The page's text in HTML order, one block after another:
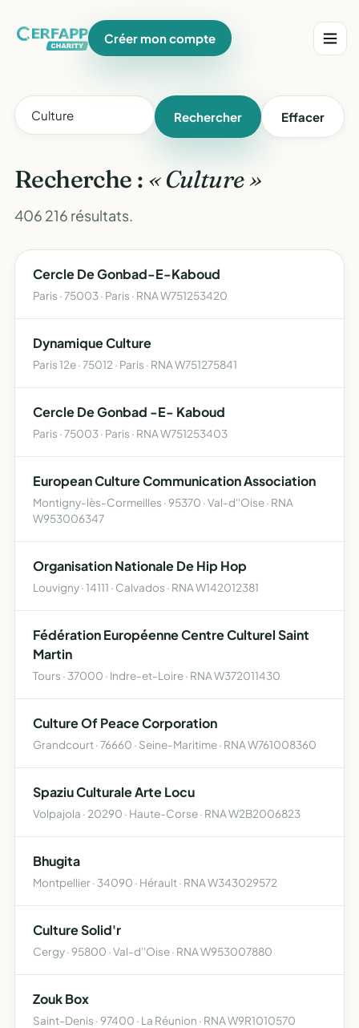
Créer mon compte
Rechercher Effacer
Recherche : « Culture »
406 216 résultats.
Cercle De Gonbad-E-Kaboud
Paris · 75003 · Paris · RNA W751253420
Dynamique Culture
Paris 12e · 75012 · Paris · RNA W751275841
Cercle De Gonbad -E- Kaboud
Paris · 75003 · Paris · RNA W751253403
European Culture Communication Association
Montigny-lès-Cormeilles · 95370 · Val-d''Oise · RNA
W953006347
Organisation Nationale De Hip Hop
Louvigny · 14111 · Calvados · RNA W142012381
Fédération Européenne Centre Culturel Saint
Martin
Tours · 37000 · Indre-et-Loire · RNA W372011430
Culture Of Peace Corporation
Grandcourt · 76660 · Seine-Maritime · RNA W761008360
Spaziu Culturale Arte Locu
Volpajola · 20290 · Haute-Corse · RNA W2B2006823
Bhugita
Montpellier · 34090 · Hérault · RNA W343029572
Culture Solid'r
Cergy · 95800 · Val-d''Oise · RNA W953007880
Zouk Box
Saint-Denis · 97400 · La Réunion · RNA W9R1010570